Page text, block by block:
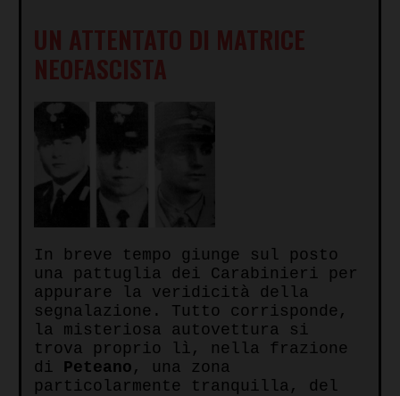
UN ATTENTATO DI MATRICE
NEOFASCISTA
In breve tempo giunge sul posto
una pattuglia dei Carabinieri per
appurare la veridicità della
segnalazione. Tutto corrisponde,
la misteriosa autovettura si
trova proprio lì, nella frazione
di Peteano , una zona
particolarmente tranquilla, del